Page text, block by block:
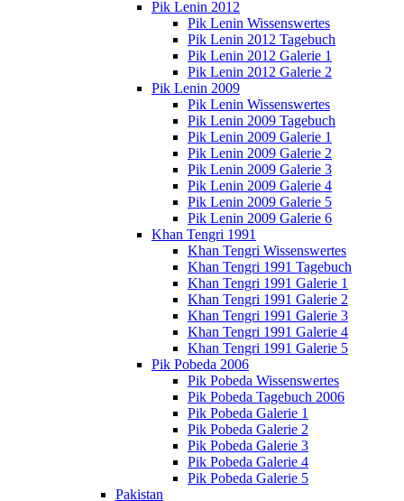
Pik Lenin 2012
Pik Lenin Wissenswertes
Pik Lenin 2012 Tagebuch
Pik Lenin 2012 Galerie 1
Pik Lenin 2012 Galerie 2
Pik Lenin 2009
Pik Lenin Wissenswertes
Pik Lenin 2009 Tagebuch
Pik Lenin 2009 Galerie 1
Pik Lenin 2009 Galerie 2
Pik Lenin 2009 Galerie 3
Pik Lenin 2009 Galerie 4
Pik Lenin 2009 Galerie 5
Pik Lenin 2009 Galerie 6
Khan Tengri 1991
Khan Tengri Wissenswertes
Khan Tengri 1991 Tagebuch
Khan Tengri 1991 Galerie 1
Khan Tengri 1991 Galerie 2
Khan Tengri 1991 Galerie 3
Khan Tengri 1991 Galerie 4
Khan Tengri 1991 Galerie 5
Pik Pobeda 2006
Pik Pobeda Wissenswertes
Pik Pobeda Tagebuch 2006
Pik Pobeda Galerie 1
Pik Pobeda Galerie 2
Pik Pobeda Galerie 3
Pik Pobeda Galerie 4
Pik Pobeda Galerie 5
Pakistan